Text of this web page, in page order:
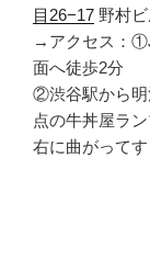
目26−17 野村
→アクセス：
面へ徒歩2分
②渋谷駅から明
点の牛丼屋ラ
右に曲がってす